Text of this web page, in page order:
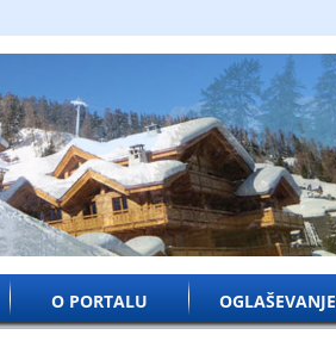
O PORTALU OGLAŠEVANJE